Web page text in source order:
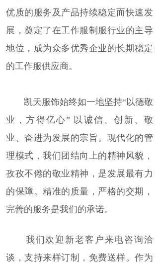
优质的服务及产品持续稳定而快速发
展，奠定了在工作服制服行业的主导
地位，成为众多优秀企业的长期稳定
的工作服供应商。
凯天服饰始终如一地坚持“以德敬
业，方得亿心” 以诚信、创新、敬
业、奋进为发展的宗旨。现代化的管
理模式，我们团结向上的精神风貌，
孜孜不倦的敬业精神，是发展最有力
的保障。精准的质量，严格的交期，
完善的服务是我们的承诺。
我们欢迎新老客户来电咨询洽
谈，支持来样订制，免费送样。作为